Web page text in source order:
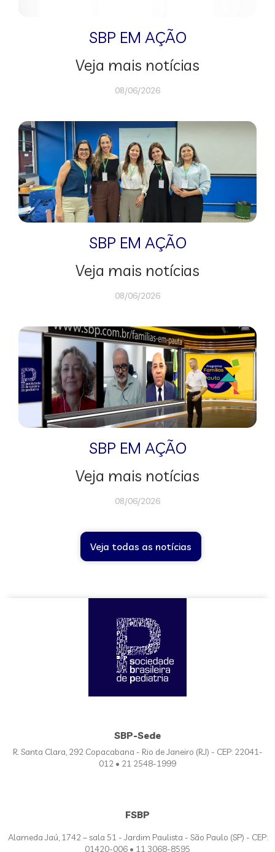
SBP EM AÇÃO
Veja mais notícias
08/06/2026
SBP EM AÇÃO
Veja mais notícias
08/06/2026
SBP EM AÇÃO
Veja mais notícias
08/06/2026
Veja todas as notícias
SBP-Sede
R. Santa Clara, 292 Copacabana - Rio de Janeiro (RJ) - CEP: 22041-
012 • 21 2548-1999
FSBP
Alameda Jaú, 1742 – sala 51 - Jardim Paulista - São Paulo (SP) - CEP:
01420-006 • 11 3068-8595